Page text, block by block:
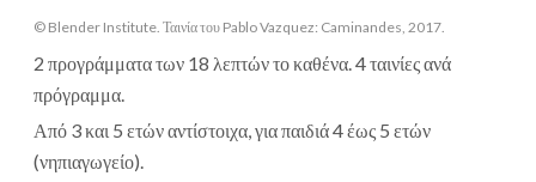
© Blender Institute. Ταινία του Pablo Vazquez: Caminandes, 2017.
2 προγράμματα των 18 λεπτών το καθένα. 4 ταινίες ανά
πρόγραμμα.
Από 3 και 5 ετών αντίστοιχα, για παιδιά 4 έως 5 ετών
(νηπιαγωγείο).